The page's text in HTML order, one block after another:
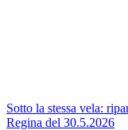
Sotto la stessa vela:
Regina del 30.5.2026